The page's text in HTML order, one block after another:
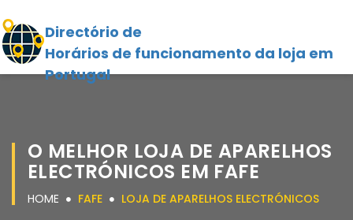
Directório de
Horários de funcionamento da loja em
Portugal
O MELHOR LOJA DE APARELHOS
ELECTRÓNICOS EM FAFE
HOME FAFE LOJA DE APARELHOS ELECTRÓNICOS